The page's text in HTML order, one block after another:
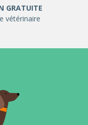
GRATUITE
vétérinaire